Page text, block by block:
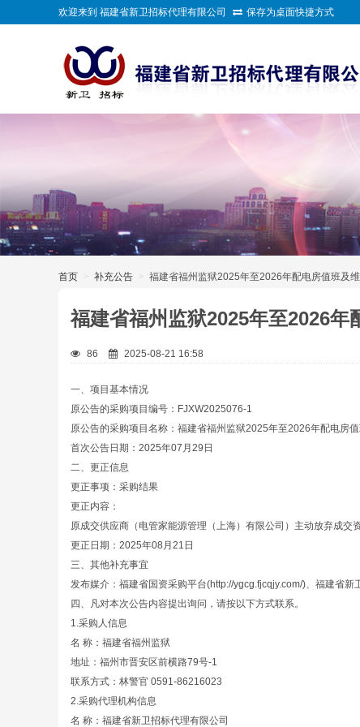
欢迎来到 福建省新卫招标代理有限公司 保存为桌面快捷方式
首页 > 补充公告 > 福建省福州监狱2025年至2026年配电房值班及
福建省福州监狱2025年至2026
86 2025-08-21 16:58
一、项目基本情况
原公告的采购项目编号：FJXW2025076-1
原公告的采购项目名称：福建省福州监狱2025年至2026年配电房
首次公告日期：2025年07月29日
二、更正信息
更正事项：采购结果
更正内容：
原成交供应商（电管家能源管理（上海）有限公司）主动放弃成交
更正日期：2025年08月21日
三、其他补充事宜
发布媒介：福建省国资采购平台(http://ygcg.fjcqjy.com/)、福建省新
四、凡对本次公告内容提出询问，请按以下方式联系。
1.采购人信息
名 称：福建省福州监狱
地址：福州市晋安区前横路79号-1
联系方式：林警官 0591-86216023
2.采购代理机构信息
名 称：福建省新卫招标代理有限公司